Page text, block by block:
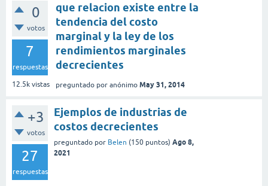
0
votos
7
respuestas
12.5k vistas
que relacion existe entre la
tendencia del costo
marginal y la ley de los
rendimientos marginales
decrecientes
preguntado por anónimo May 31, 2014
+3
votos
27
respuestas
Ejemplos de industrias de
costos decrecientes
preguntado por Belen (150 puntos) Ago 8,
2021